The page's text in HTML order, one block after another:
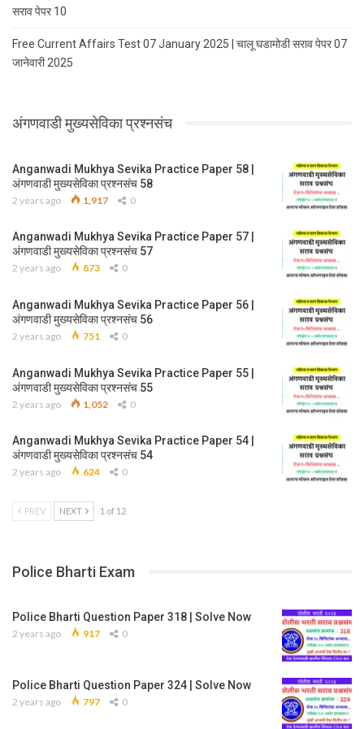
सराव पेपर 10
Free Current Affairs Test 07 January 2025 | चालू घडामोडी सराव पेपर 07
जानेवारी 2025
अंगणवाडी मुख्यसेविका प्रश्नसंच
Anganwadi Mukhya Sevika Practice Paper 58 |
अंगणवाडी मुख्यसेविका प्रश्नसंच 58
2 years ago 1,917 0
Anganwadi Mukhya Sevika Practice Paper 57 |
अंगणवाडी मुख्यसेविका प्रश्नसंच 57
2 years ago 873 0
Anganwadi Mukhya Sevika Practice Paper 56 |
अंगणवाडी मुख्यसेविका प्रश्नसंच 56
2 years ago 751 0
Anganwadi Mukhya Sevika Practice Paper 55 |
अंगणवाडी मुख्यसेविका प्रश्नसंच 55
2 years ago 1,052 0
Anganwadi Mukhya Sevika Practice Paper 54 |
अंगणवाडी मुख्यसेविका प्रश्नसंच 54
2 years ago 624 0
PREV NEXT 1 of 12
Police Bharti Exam
Police Bharti Question Paper 318 | Solve Now
2 years ago 917 0
Police Bharti Question Paper 324 | Solve Now
2 years ago 797 0